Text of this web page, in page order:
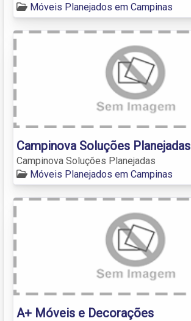
Móveis Planejados em Campinas
Campinova Soluções Planejadas
Campinova Soluções Planejadas
Móveis Planejados em Campinas
A+ Móveis e Decorações